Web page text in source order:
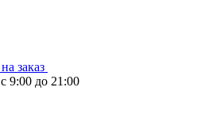
заказ
9:00 до 21:00